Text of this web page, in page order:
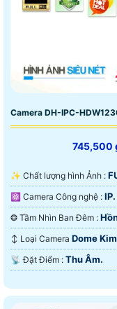
Camera DH-IPC-
745,500
✨ Chất lượng hình Ảnh :
⚛️ Camera Công nghệ : IP.
❂ Tầm Nhìn Ban Đêm :
↕️ Loại Camera Dome
️📡 Đặt Điểm : Thu Âm.